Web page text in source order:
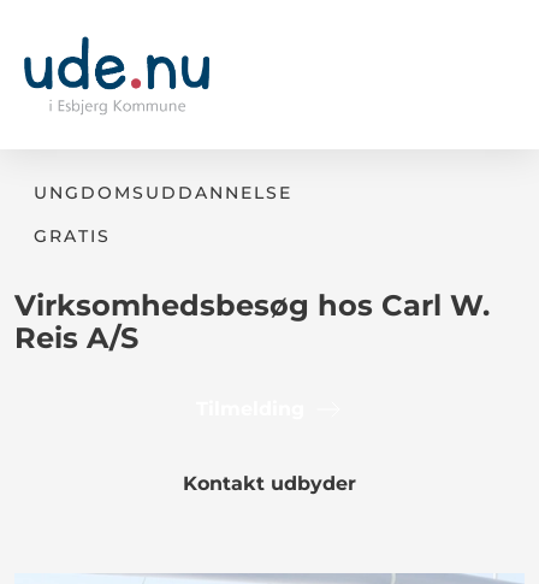
UNGDOMSUDDANNELSE
GRATIS
Virksomhedsbesøg hos Carl W.
Reis A/S
Kontakt udbyder